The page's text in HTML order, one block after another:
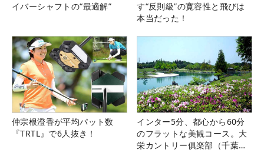
イバーシャフトの“最適解”
す“反則級”の寛容性と飛びは
本当だった！
仲宗根澄香が平均パット数
『TRTL』で6人抜き！
インター5分、都心から60分
のフラットな美観コース。大
栄カントリー俱楽部（千葉